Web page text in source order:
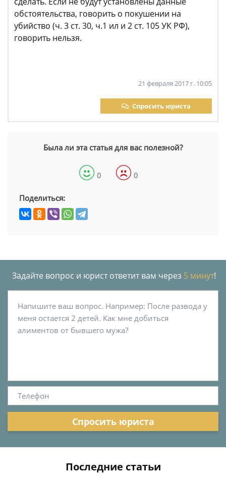
обстоятельства, говорить о покушении на
убийство (ч. 3 ст. 30, ч.1 ил и 2 ст. 105 УК РФ),
говорить нельзя.
21 февраля 2017 г. 10:05
Спросить юриста
Была ли эта статья для вас полезной?
0 0
Поделиться:
Задайте вопрос и юрист ответит вам через 5 минут!
Спросить юриста
Последние статьи